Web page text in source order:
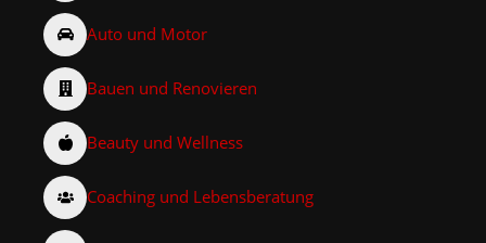
Auto und Motor
Bauen und Renovieren
Beauty und Wellness
Coaching und Lebensberatung